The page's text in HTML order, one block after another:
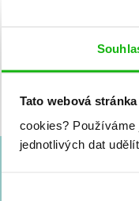
Tato webová
cookies? Používáme
jednotlivých dat